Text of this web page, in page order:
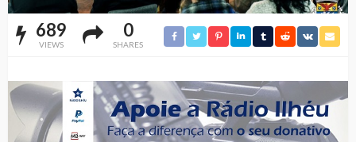
689
VIEWS
0
SHARES